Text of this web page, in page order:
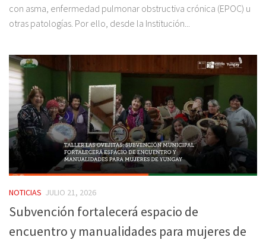
con asma, enfermedad pulmonar obstructiva crónica (EPOC) u
otras patologías. Por ello, desde la Institución...
NOTICIAS JULIO 21, 2026
Subvención fortalecerá espacio de
encuentro y manualidades para mujeres de